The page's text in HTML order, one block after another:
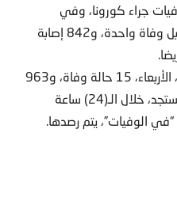
سلطنة عمان، تسجيل 8 وفيات جراء كورونا، وفي
الإمارات، أعلنت وزارة الصحة تسجيل وفاة واحدة، و842 إصابة
وسجّلت وزارة الصحة الفلسطينية، الأربعاء، 15 حالة وفاة، و963
إصابة جديدة، بفيروس كورونا المستجد، خلال الـ(24) ساعة
الوفيات”، يتم رصدها.